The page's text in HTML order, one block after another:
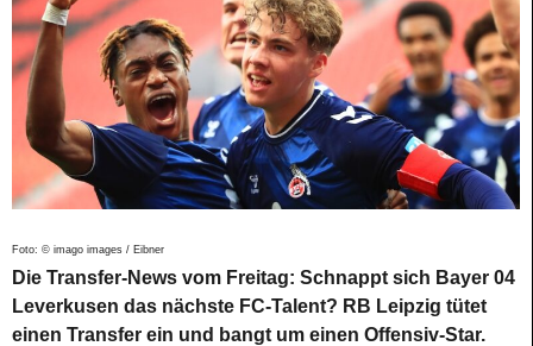
Foto: © imago images / Eibner
Die Transfer-News vom Freitag: Schnappt sich Bayer 04
Leverkusen das nächste FC-Talent? RB Leipzig tütet
einen Transfer ein und bangt um einen Offensiv-Star.